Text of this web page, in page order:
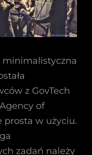
z GovTech
of
prosta w użyciu.
zadań należy